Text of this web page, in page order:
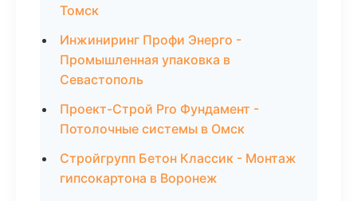
Томск
Инжиниринг Профи Энерго -
Промышленная упаковка в
Севастополь
Проект-Строй Pro Фундамент -
Потолочные системы в Омск
Стройгрупп Бетон Классик - Монтаж
гипсокартона в Воронеж